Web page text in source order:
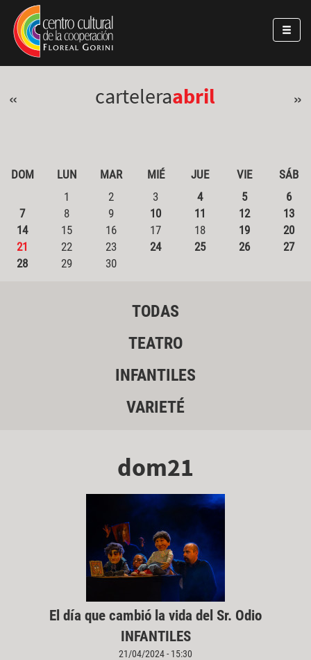
Pasar al contenido principal
Jump to main content
« carteleraabril »
DOM LUN MAR MIÉ JUE VIE
SÁB
1
2 3 4 5
6
7
8 9 10 11 12
13
14
15 16 17 18 19
20
21
22 23 24 25 26
27
28
29 30
TODAS
TEATRO
INFANTILES
VARIETÉ
dom21
El día que cambió la vida del Sr. Odio
INFANTILES
21/04/2024 - 15:30